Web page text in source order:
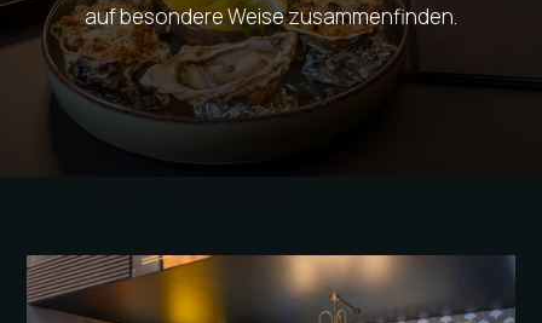
auf besondere Weise zusammenfinden.